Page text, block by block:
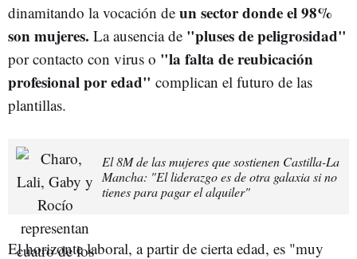
dinamitando la vocación de un sector donde el 98%
son mujeres. La ausencia de "pluses de peligrosidad"
por contacto con virus o "la falta de reubicación
profesional por edad" complican el futuro de las
plantillas.
El 8M de las mujeres que sostienen Castilla-La
Mancha: "El liderazgo es de otra galaxia si no
tienes para pagar el alquiler"
El horizonte laboral, a partir de cierta edad, es "muy